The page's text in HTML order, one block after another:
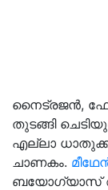
നൈട്രജൻ,
തുടങ്ങി
എല്ലാ
ചാണകം.
ബയോഗ്യാസ്